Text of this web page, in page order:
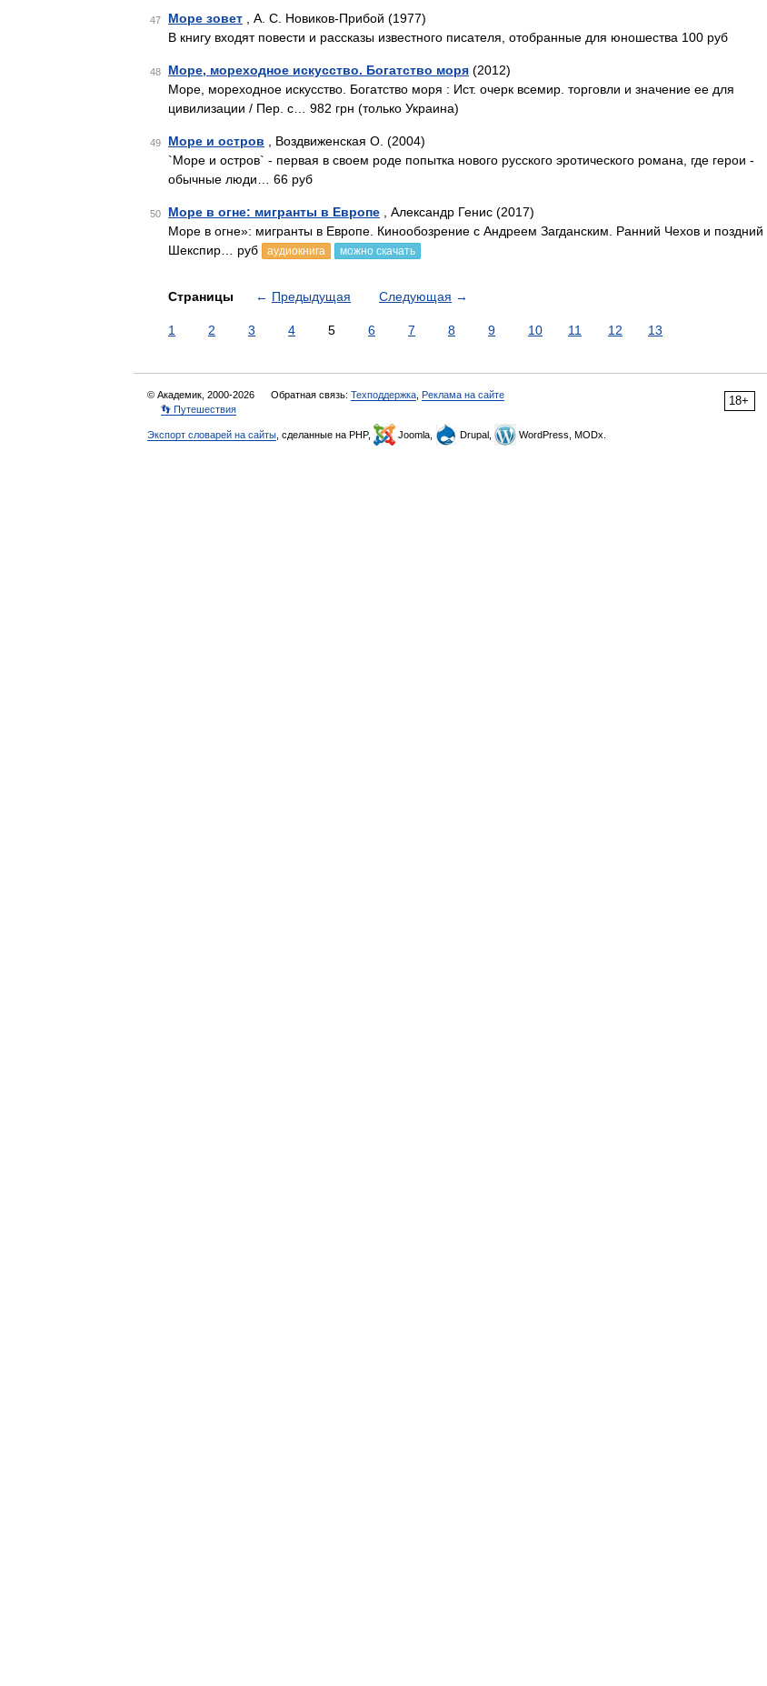
47 Море зовет , А. С. Новиков-Прибой (1977)
В книгу входят повести и рассказы известного писателя, отобранные для юношества 100 руб
48 Море, мореходное искусство. Богатство моря (2012)
Море, мореходное искусство. Богатство моря : Ист. очерк всемир. торговли и значение ее для
цивилизации / Пер. с… 982 грн (только Украина)
49 Море и остров , Воздвиженская О. (2004)
`Море и остров` - первая в своем роде попытка нового русского эротического романа, где герои -
обычные люди… 66 руб
50 Море в огне: мигранты в Европе , Александр Генис (2017)
Море в огне»: мигранты в Европе. Кинообозрение с Андреем Загданским. Ранний Чехов и поздний
Шекспир… руб
аудиокнига можно скачать
Страницы ← Предыдущая Следующая →
1 2 3 4 5 6 7 8 9 10 11 12 13
18+
© Академик, 2000-2026 Обратная связь: Техподдержка Реклама на сайте
👣 Путешествия
Экспорт словарей на сайты , сделанные на PHP, Joomla, Drupal, WordPress, MODx.